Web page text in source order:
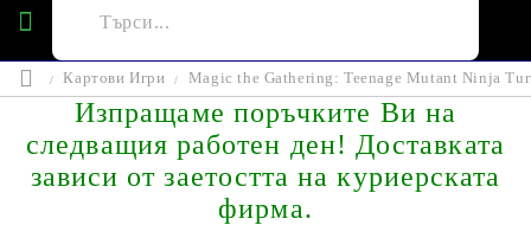
Картови Игри Magic the Gathering: Teenage Mutant Ninja
Изпращаме поръчките Ви на
следващия работен ден! Доставката
зависи от заетостта на куриерската
фирма.